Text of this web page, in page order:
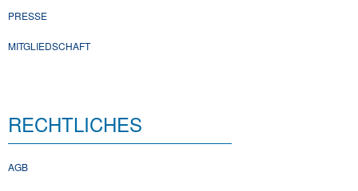
PRESSE
MITGLIEDSCHAFT
RECHTLICHES
AGB